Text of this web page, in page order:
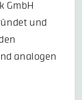
GmbH
und
analogen